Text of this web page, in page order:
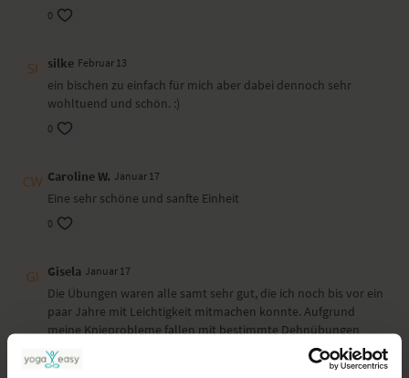
0
silke Februar 13
ein bischen zu einfach für mich aber dabei dennoch sehr
wohltuend und schön. :)
0
Caroline W. Januar 17
Eine sehr schöne und sanfte Einheit
0
Gisela Januar 17
Die Übungen waren alle samt sehr gut, die ich noch bis vor ein
paar Jahre mit Leichtigkeit mitmachen konnte. Aufgrund
meine Knieprobleme fallen mit bestimmte Dehnübungen
zunehmend schwerer. Generell wäre es schön, wenn man
nicht nur zwischen leicht, mittel und anstrengend, sondern